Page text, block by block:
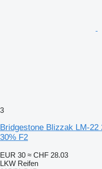
3
Bridgestone Blizzak LM-22
30% F2
EUR 30 ≈ CHF 28.03
LKW Reifen